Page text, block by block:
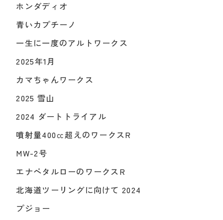
ホンダディオ
青いカプチーノ
一生に一度のアルトワークス
2025年1月
カマちゃんワークス
2025 雪山
2024 ダートトライアル
噴射量400㏄超えのワークスR
MW-2号
エナペタルローのワークスR
北海道ツーリングに向けて 2024
プジョー